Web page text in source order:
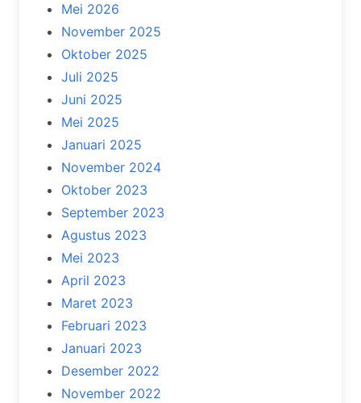
Mei 2026
November 2025
Oktober 2025
Juli 2025
Juni 2025
Mei 2025
Januari 2025
November 2024
Oktober 2023
September 2023
Agustus 2023
Mei 2023
April 2023
Maret 2023
Februari 2023
Januari 2023
Desember 2022
November 2022